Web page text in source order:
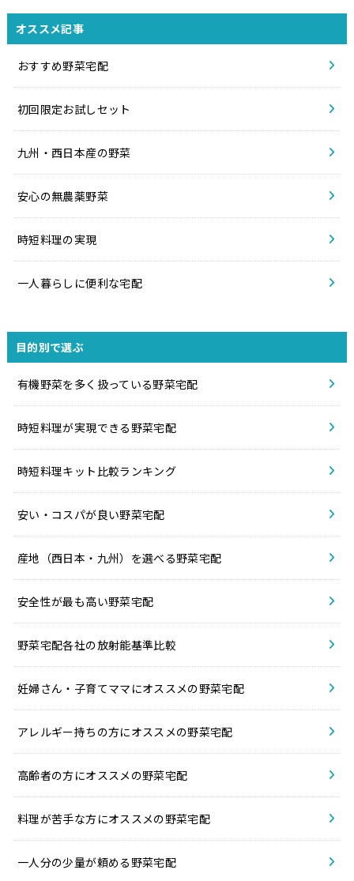
オススメ記事
おすすめ野菜宅配
初回限定お試しセット
九州・西日本産の野菜
安心の無農薬野菜
時短料理の実現
一人暮らしに便利な宅配
目的別で選ぶ
有機野菜を多く扱っている野菜宅配
時短料理が実現できる野菜宅配
時短料理キット比較ランキング
安い・コスパが良い野菜宅配
産地（西日本・九州）を選べる野菜宅配
安全性が最も高い野菜宅配
野菜宅配各社の放射能基準比較
妊婦さん・子育てママにオススメの野菜宅配
アレルギー持ちの方にオススメの野菜宅配
高齢者の方にオススメの野菜宅配
料理が苦手な方にオススメの野菜宅配
一人分の少量が頼める野菜宅配